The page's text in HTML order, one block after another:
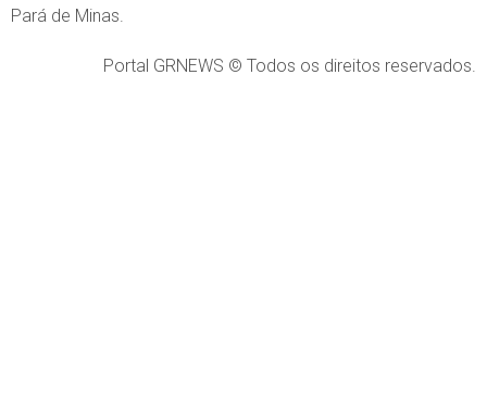
Pará de Minas.
Portal GRNEWS © Todos os direitos reservados.